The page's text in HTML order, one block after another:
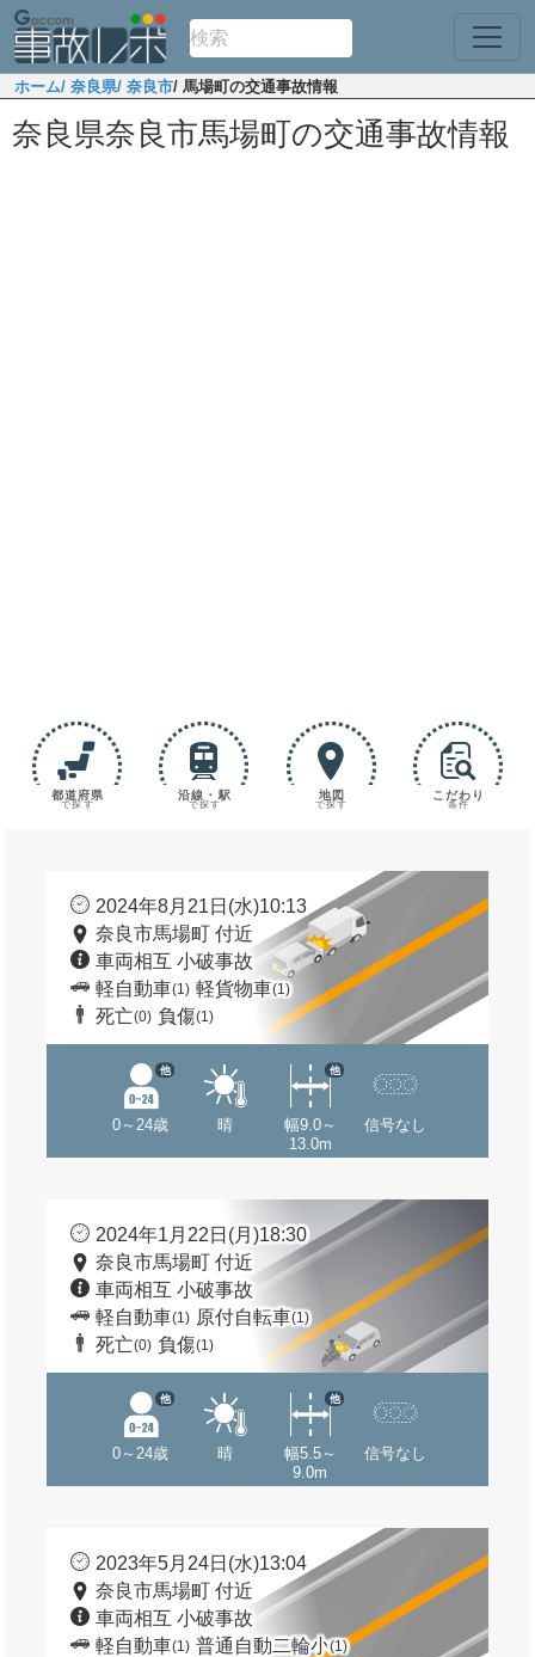
ホーム/ 奈良県/ 奈良市/ 馬場町の交通事故情報
奈良県奈良市馬場町の交通事故情報
都道府県
で探す
沿線・駅
で探す
地図
で探す
こだわり
条件
2024年8月21日(水)10:13
奈良市馬場町 付近
車両相互 小破事故
軽自動車(1) 軽貨物車(1)
死亡(0) 負傷(1)
0～24歳
他
晴
幅9.0～
13.0m
他
信号なし
2024年1月22日(月)18:30
奈良市馬場町 付近
車両相互 小破事故
軽自動車(1) 原付自転車(1)
死亡(0) 負傷(1)
0～24歳
他
晴
幅5.5～
9.0m
他
信号なし
2023年5月24日(水)13:04
奈良市馬場町 付近
車両相互 小破事故
軽自動車(1) 普通自動二輪小(1)